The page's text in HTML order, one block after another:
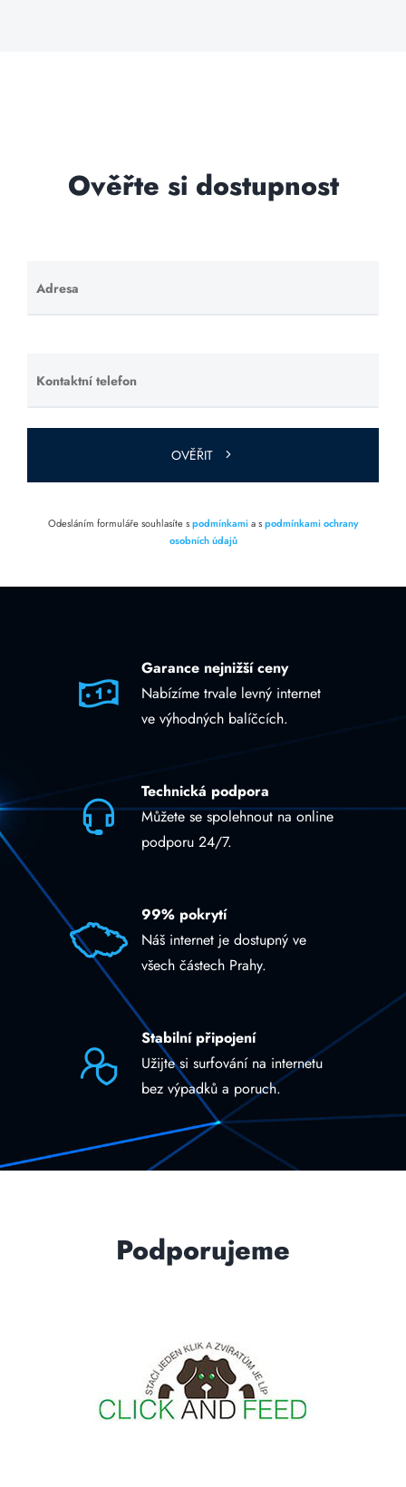
Ověřte si dostupnost
Adresa
Ponechte
toto pole
Kontaktní telefon
Ponechte
toto pole
prázdné.
OVĚŘIT
Odesláním formuláře souhlasíte spodmínkamia spodmínkami ochrany
osobních údajů
Garance nejnižší ceny
Nabízíme trvale levný internet
ve výhodných balíčcích.
Technická podpora
Můžete se spolehnout na online
podporu 24/7.
99% pokrytí
Náš internet je dostupný ve
všech částech Prahy.
Stabilní připojení
Užijte si surfování na internetu
bez výpadků a poruch.
Podporujeme